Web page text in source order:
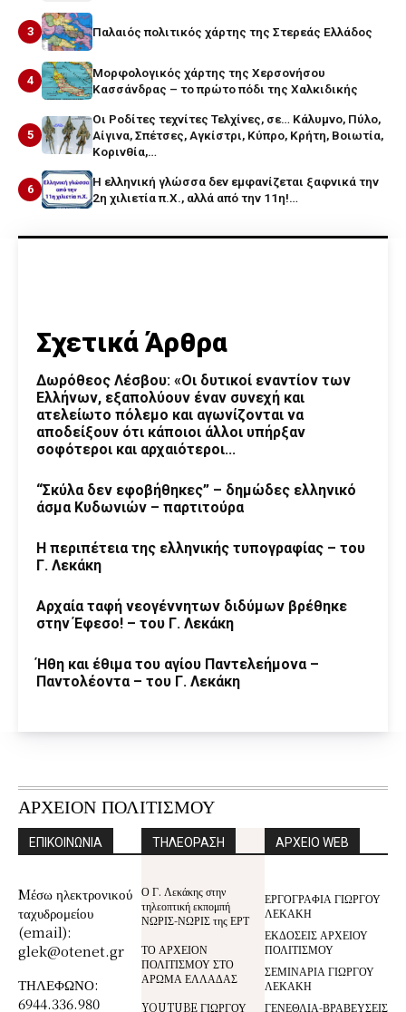
3 Παλαιός πολιτικός χάρτης της Στερεάς Ελλάδος
4
Μορφολογικός χάρτης της Χερσονήσου
Κασσάνδρας – το πρώτο πόδι της Χαλκιδικής
5
Οι Ροδίτες τεχνίτες Τελχίνες, σε… Κάλυμνο, Πύλο,
Αίγινα, Σπέτσες, Αγκίστρι, Κύπρο, Κρήτη, Βοιωτία,
Κορινθία,…
6
Η ελληνική γλώσσα δεν εμφανίζεται ξαφνικά την
2η χιλιετία π.Χ., αλλά από την 11η!…
Σχετικά Άρθρα
Δωρόθεος Λέσβου: «Οι δυτικοί εναντίον των
Ελλήνων, εξαπολύουν έναν συνεχή και
ατελείωτο πόλεμο και αγωνίζονται να
αποδείξουν ότι κάποιοι άλλοι υπήρξαν
σοφότεροι και αρχαιότεροι...
“Σκύλα δεν εφοβήθηκες” – δημώδες ελληνικό
άσμα Κυδωνιών – παρτιτούρα
Η περιπέτεια της ελληνικής τυπογραφίας – του
Γ. Λεκάκη
Αρχαία ταφή νεογέννητων διδύμων βρέθηκε
στην Έφεσο! – του Γ. Λεκάκη
Ήθη και έθιμα του αγίου Παντελεήμονα –
Παντολέοντα – του Γ. Λεκάκη
ΑΡΧΕΙΟΝ ΠΟΛΙΤΙΣΜΟΥ
ΕΠΙΚΟΙΝΩΝΙΑ
Mέσω ηλεκτρονικού
ταχυδρομείου
(email):
glek@otenet.gr
ΤΗΛΕΦΩΝΟ:
6944.336.980
ΤΗΛΕΟΡΑΣΗ
Ο Γ. Λεκάκης στην
τηλεοπτική εκπομπή
ΝΩΡΙΣ-ΝΩΡΙΣ της ΕΡΤ
ΤΟ ΑΡΧΕΙΟΝ
ΠΟΛΙΤΙΣΜΟΥ ΣΤΟ
ΑΡΩΜΑ ΕΛΛΑΔΑΣ
YOUTUBE ΓΙΩΡΓΟΥ
ΑΡΧΕΙΟ WEB
ΕΡΓΟΓΡΑΦΙΑ ΓΙΩΡΓΟΥ
ΛΕΚΑΚΗ
ΕΚΔΟΣΕΙΣ ΑΡΧΕΙΟΥ
ΠΟΛΙΤΙΣΜΟΥ
ΣΕΜΙΝΑΡΙΑ ΓΙΩΡΓΟΥ
ΛΕΚΑΚΗ
ΓΕΝΕΘΛΙΑ-ΒΡΑΒΕΥΣΕΙΣ